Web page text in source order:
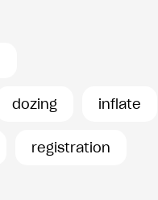
dozing inflate
registration